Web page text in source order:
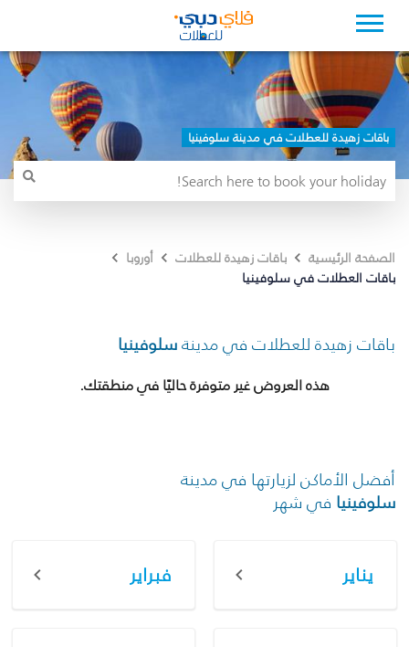
باقات زهيدة للعطلات في مدينة سلوفينيا
الصفحة الرئيسية باقات زهيدة للعطلات
أوروبا
باقات العطلات في سلوفينيا
باقات زهيدة للعطلات في مدينةسلوفينيا
هذه العروض غير متوفرة حاليًا في منطقتك.
أفضل الأماكن لزيارتها في مدينة
سلوفينيا في شهر
يناير فبراير